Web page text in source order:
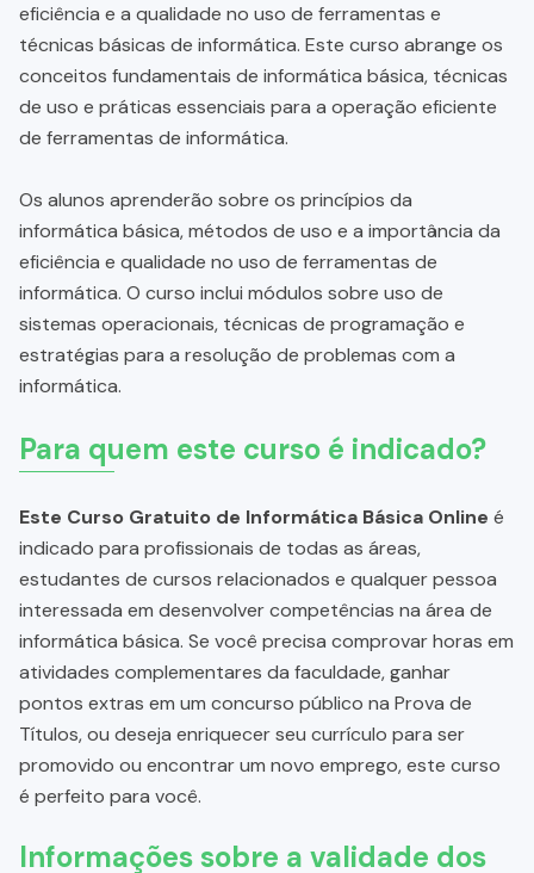
eficiência e a qualidade no uso de ferramentas e
técnicas básicas de informática. Este curso abrange os
conceitos fundamentais de informática básica, técnicas
de uso e práticas essenciais para a operação eficiente
de ferramentas de informática.
Os alunos aprenderão sobre os princípios da
informática básica, métodos de uso e a importância da
eficiência e qualidade no uso de ferramentas de
informática. O curso inclui módulos sobre uso de
sistemas operacionais, técnicas de programação e
estratégias para a resolução de problemas com a
informática.
Para quem este curso é indicado?
Este Curso Gratuito de Informática Básica Online é
indicado para profissionais de todas as áreas,
estudantes de cursos relacionados e qualquer pessoa
interessada em desenvolver competências na área de
informática básica. Se você precisa comprovar horas em
atividades complementares da faculdade, ganhar
pontos extras em um concurso público na Prova de
Títulos, ou deseja enriquecer seu currículo para ser
promovido ou encontrar um novo emprego, este curso
é perfeito para você.
Informações sobre a validade dos